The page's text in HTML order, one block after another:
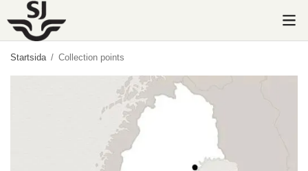
Startsida / Collection points